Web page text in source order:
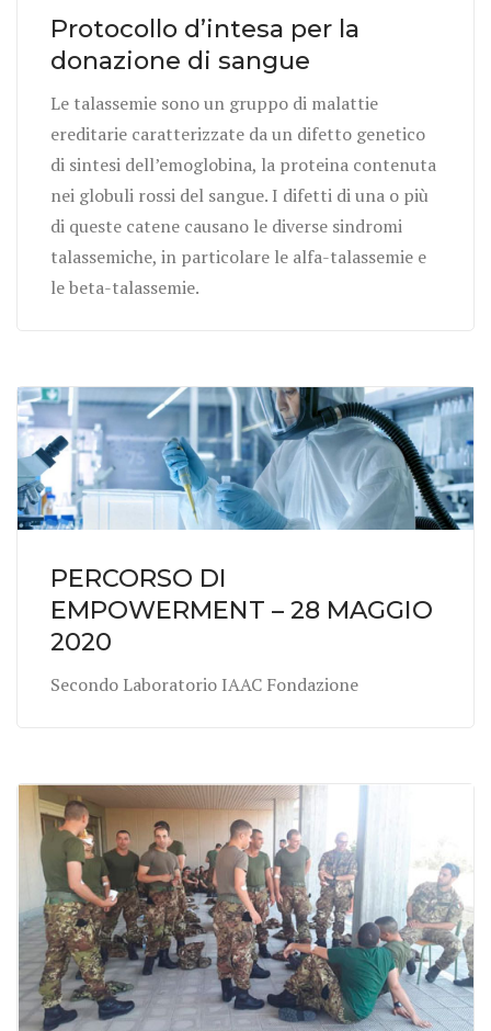
Protocollo d’intesa per la
donazione di sangue
Le talassemie sono un gruppo di malattie
ereditarie caratterizzate da un difetto genetico
di sintesi dell’emoglobina, la proteina contenuta
nei globuli rossi del sangue. I difetti di una o più
di queste catene causano le diverse sindromi
talassemiche, in particolare le alfa-talassemie e
le beta-talassemie.
PERCORSO DI
EMPOWERMENT – 28 MAGGIO
2020
Secondo Laboratorio IAAC Fondazione